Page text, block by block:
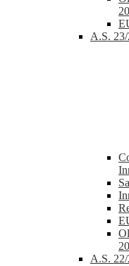
A.S.
A.S.